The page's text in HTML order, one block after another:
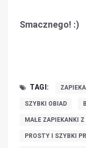
Smacznego! :)
TAGI:
SZYBKI OBIAD
MAŁE ZAPIEKANKI Z
PROSTY I SZYBKI